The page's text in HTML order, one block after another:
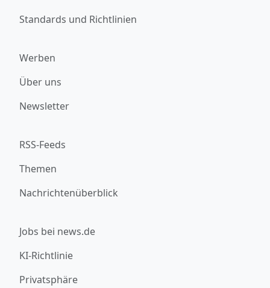
Standards und Richtlinien
Werben
Über uns
Newsletter
RSS-Feeds
Themen
Nachrichtenüberblick
Jobs bei news.de
KI-Richtlinie
Privatsphäre